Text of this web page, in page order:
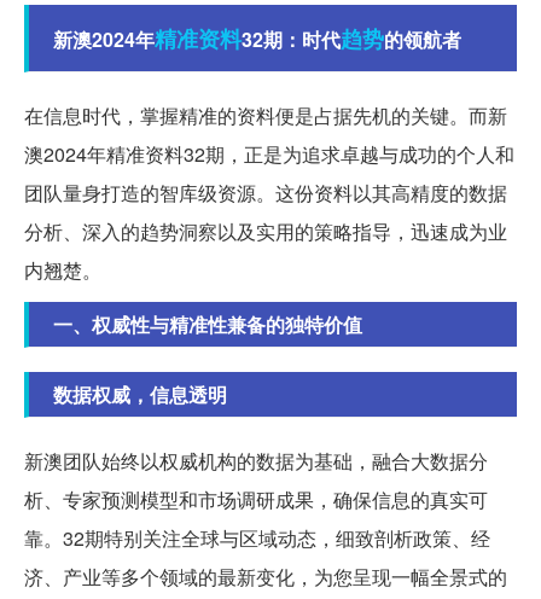
新澳2024年精准资料32期：时代趋势的领航者
在信息时代，掌握精准的资料便是占据先机的关键。而新
澳2024年精准资料32期，正是为追求卓越与成功的个人和
团队量身打造的智库级资源。这份资料以其高精度的数据
分析、深入的趋势洞察以及实用的策略指导，迅速成为业
内翘楚。
一、权威性与精准性兼备的独特价值
数据权威，信息透明
新澳团队始终以权威机构的数据为基础，融合大数据分
析、专家预测模型和市场调研成果，确保信息的真实可
靠。32期特别关注全球与区域动态，细致剖析政策、经
济、产业等多个领域的最新变化，为您呈现一幅全景式的